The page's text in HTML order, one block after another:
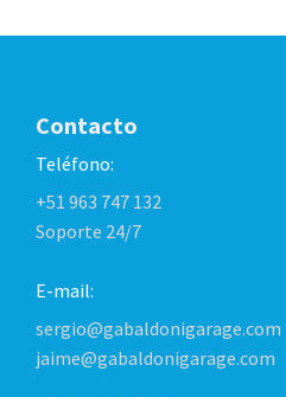
Contacto
Teléfono:
+51 963 747 132
Soporte 24/7
E-mail:
sergio@gabaldonigarage.com
jaime@gabaldonigarage.com